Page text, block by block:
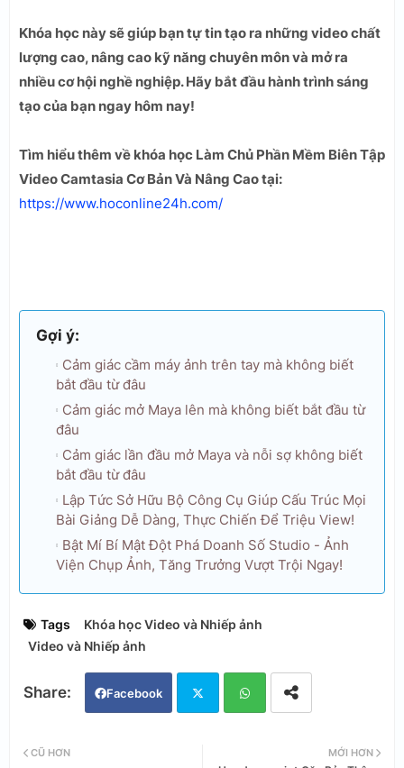
Khóa học này sẽ giúp bạn tự tin tạo ra những video chất
lượng cao, nâng cao kỹ năng chuyên môn và mở ra
nhiều cơ hội nghề nghiệp. Hãy bắt đầu hành trình sáng
tạo của bạn ngay hôm nay!
Tìm hiểu thêm về khóa học Làm Chủ Phần Mềm Biên Tập
Video Camtasia Cơ Bản Và Nâng Cao tại:
https://www.hoconline24h.com/
Gợi ý:
Cảm giác cầm máy ảnh trên tay mà không biết
bắt đầu từ đâu
Cảm giác mở Maya lên mà không biết bắt đầu từ
đâu
Cảm giác lần đầu mở Maya và nỗi sợ không biết
bắt đầu từ đâu
Lập Tức Sở Hữu Bộ Công Cụ Giúp Cấu Trúc Mọi
Bài Giảng Dễ Dàng, Thực Chiến Để Triệu View!
Bật Mí Bí Mật Đột Phá Doanh Số Studio - Ảnh
Viện Chụp Ảnh, Tăng Trưởng Vượt Trội Ngay!
Tags
Khóa học Video và Nhiếp ảnh
Video và Nhiếp ảnh
Facebook
MỚI HƠN
CŨ HƠN